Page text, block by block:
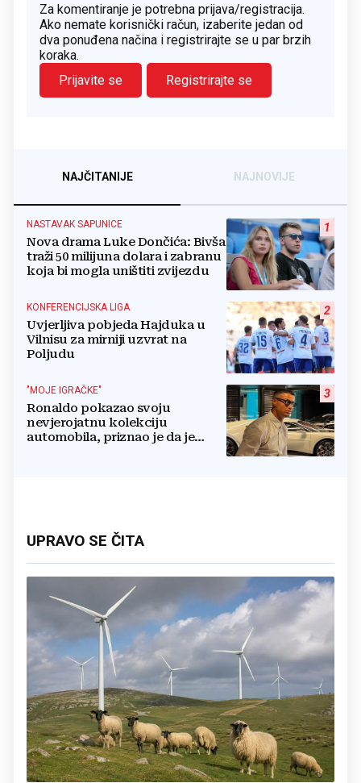
Za komentiranje je potrebna prijava/registracija.
Ako nemate korisnički račun, izaberite jedan od
dva ponuđena načina i registrirajte se u par brzih
koraka.
Prijavite se
Registrirajte se
NAJČITANIJE NAJNOVIJE
1
NASTAVAK SAPUNICE
Nova drama Luke Dončića: Bivša
traži 50 milijuna dolara i zabranu
koja bi mogla uništiti zvijezdu
2
KONFERENCIJSKA LIGA
Uvjerljiva pobjeda Hajduka u
Vilnisu za mirniji uzvrat na
Poljudu
3
"MOJE IGRAČKE"
Ronaldo pokazao svoju
nevjerojatnu kolekciju
automobila, priznao je da je
UPRAVO SE ČITA